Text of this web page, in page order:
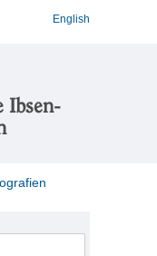
English
Ibsen-